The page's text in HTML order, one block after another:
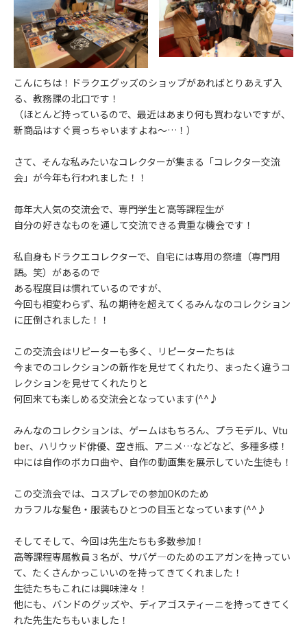
こんにちは！ドラクエグッズのショップがあればとりあえず入
る、教務課の北口です！
（ほとんど持っているので、最近はあまり何も買わないですが、
新商品はすぐ買っちゃいますよね～…！）
さて、そんな私みたいなコレクターが集まる「コレクター交流
会」が今年も行われました！！
毎年大人気の交流会で、専門学生と高等課程生が
自分の好きなものを通して交流できる貴重な機会です！
私自身もドラクエコレクターで、自宅には専用の祭壇（専門用
語。笑）があるので
ある程度目は慣れているのですが、
今回も相変わらず、私の期待を超えてくるみんなのコレクション
に圧倒されました！！
この交流会はリピーターも多く、リピーターたちは
今までのコレクションの新作を見せてくれたり、まったく違うコ
レクションを見せてくれたりと
何回来ても楽しめる交流会となっています(^^♪
みんなのコレクションは、ゲームはもちろん、プラモデル、Vtu
ber、ハリウッド俳優、空き瓶、アニメ…などなど、多種多様！
中には自作のボカロ曲や、自作の動画集を展示していた生徒も！
この交流会では、コスプレでの参加OKのため
カラフルな髪色・服装もひとつの目玉となっています(^^♪
そしてそして、今回は先生たちも多数参加！
高等課程専属教員３名が、サバゲ―のためのエアガンを持ってい
て、たくさんかっこいいのを持ってきてくれました！
生徒たちもこれには興味津々！
他にも、バンドのグッズや、ディアゴスティーニを持ってきてく
れた先生たちもいました！